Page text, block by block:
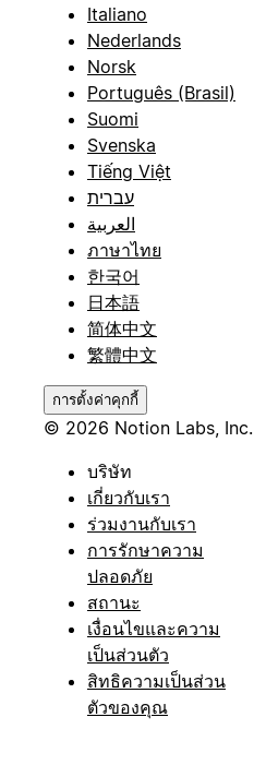
Italiano
Nederlands
Norsk
Português (Brasil)
Suomi
Svenska
Tiếng Việt
עברית
العربية
ภาษาไทย
한국어
日本語
简体中文
繁體中文
การตั้งค่าคุกกี้
© 2026 Notion Labs, Inc.
บริษัท
เกี่ยวกับเรา
ร่วมงานกับเรา
การรักษาความ
ปลอดภัย
สถานะ
เงื่อนไขและความ
เป็นส่วนตัว
สิทธิความเป็นส่วน
ตัวของคุณ